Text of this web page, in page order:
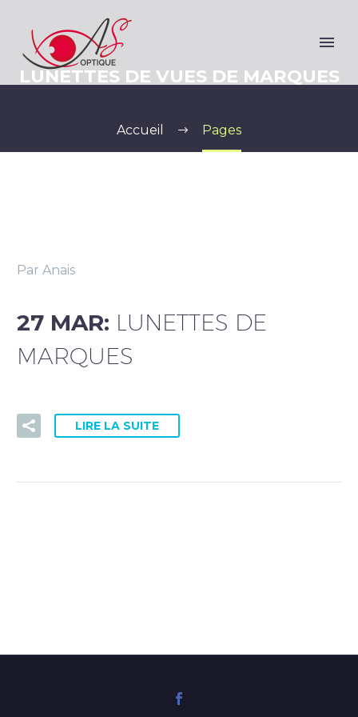
PRISE DE RDV DOCTOLIB
LUNETTES DE VUES DE MARQUES
Accueil Pages
Par Anais
27 MAR: LUNETTES DE
MARQUES
LIRE LA SUITE